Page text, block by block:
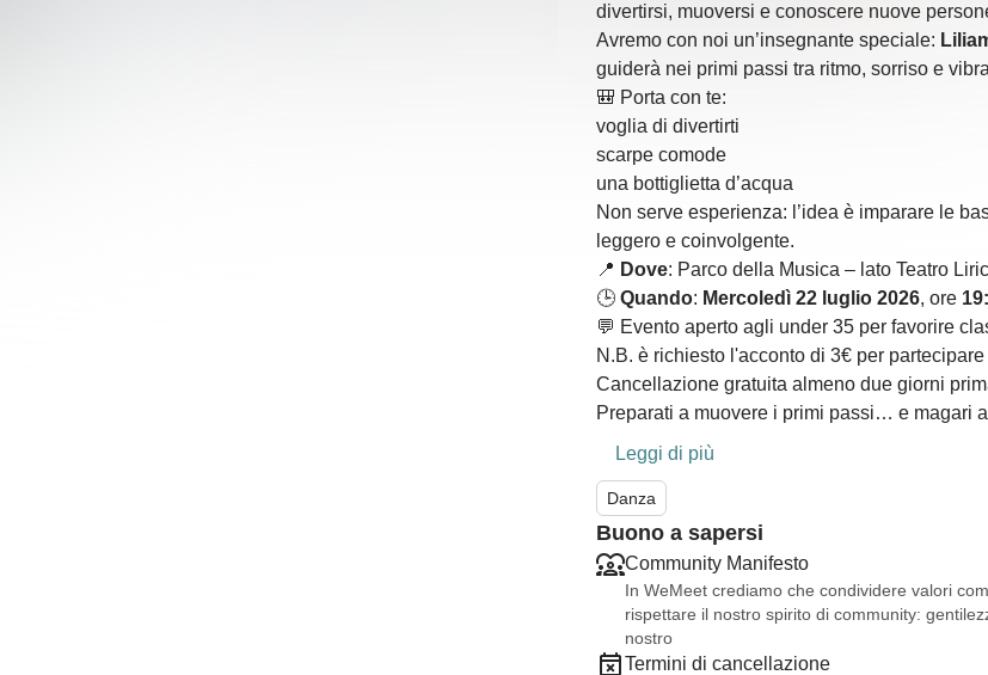
divertirsi, muoversi e conoscere nuove
Avremo con noi un’insegnante speciale:
guiderà nei primi passi tra ritmo, sorriso e
🎒 Porta con te:
voglia di divertirti
scarpe comode
una bottiglietta d’acqua
Non serve esperienza: l’idea è imparare le
leggero e coinvolgente.
📍 Dove: Parco della Musica – lato Teatro
🕒 Quando: Mercoledì 22 luglio 2026, ore
💬 Evento aperto agli under 35 per favorire
N.B. è richiesto l'acconto di 3€ per
Cancellazione gratuita almeno due giorni
Preparati a muovere i primi passi… e magari
Leggi di più
Danza
Buono a sapersi
Community Manifesto
In WeMeet crediamo che condividere valori
rispettare il nostro spirito di community:
nostro
Termini di cancellazione